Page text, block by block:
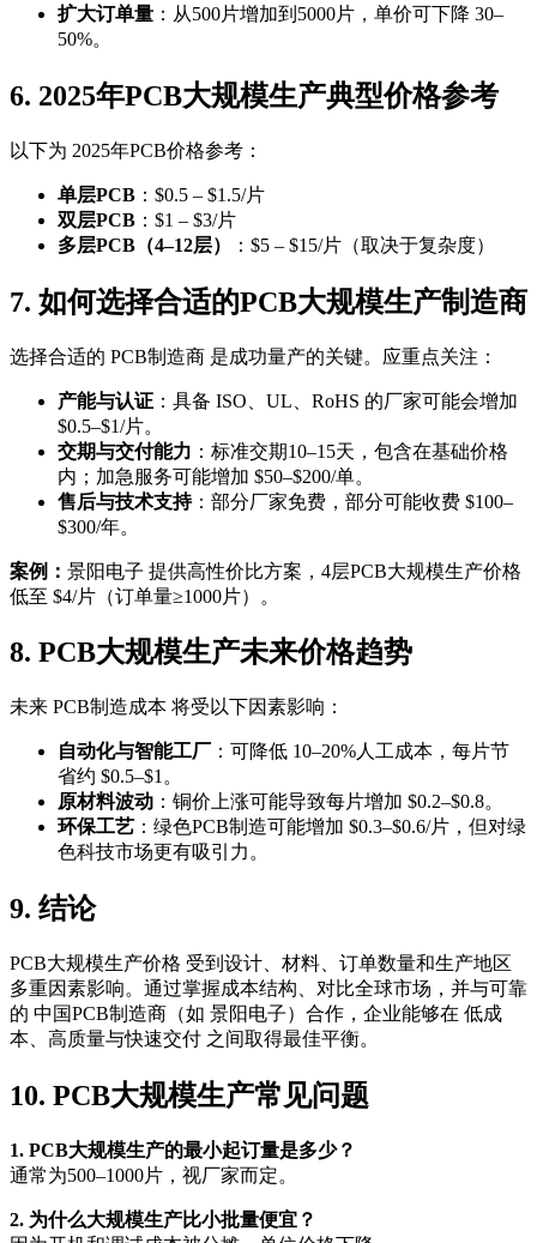
扩大订单量 ：从500片增加到5000片，单价可下降 30–
50%。
6. 2025年PCB大规模生产典型价格参考
以下为 2025年PCB价格参考：
单层PCB ：$0.5 – $1.5/片
双层PCB ：$1 – $3/片
多层PCB（4–12层）
：$5 – $15/片（取决于复杂度）
7. 如何选择合适的PCB大规模生产制造商
选择合适的 PCB制造商 是成功量产的关键。应重点关注：
产能与认证 ：具备 ISO、UL、RoHS 的厂家可能会增加
$0.5–$1/片。
交期与交付能力 ：标准交期10–15天，包含在基础价格
内；加急服务可能增加 $50–$200/单。
售后与技术支持：部分厂家免费，部分可能收费 $100–
$300/年。
案例： 景阳电子 提供高性价比方案，4层PCB大规模生产价格
低至 $4/片（订单量≥1000片）。
8. PCB大规模生产未来价格趋势
未来 PCB制造成本 将受以下因素影响：
自动化与智能工厂 ：可降低 10–20%人工成本，每片节
省约 $0.5–$1。
原材料波动 ：铜价上涨可能导致每片增加 $0.2–$0.8。
环保工艺 ：绿色PCB制造可能增加 $0.3–$0.6/片，但对绿
色科技市场更有吸引力。
9. 结论
PCB大规模生产价格 受到设计、材料、订单数量和生产地区
多重因素影响。通过掌握成本结构、对比全球市场，并与可靠
的 中国PCB制造商（如 景阳电子）合作，企业能够在 低成
本、高质量与快速交付 之间取得最佳平衡。
10. PCB大规模生产常见问题
1. PCB大规模生产的最小起订量是多少？
通常为500–1000片，视厂家而定。
2. 为什么大规模生产比小批量便宜？